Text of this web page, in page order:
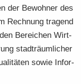
der Be­woh­ner des
Rech­nung tra­gend
Be­rei­chen Wirt­
stadt­räum­li­cher
sowie In­for­